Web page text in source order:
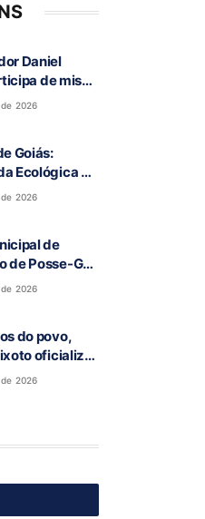
Daniel
de missa
durante
2026
Goiás:
Ecológica da
público
2026
de
de Posse-GO
2026
do povo,
oficializa
a deputado
2026